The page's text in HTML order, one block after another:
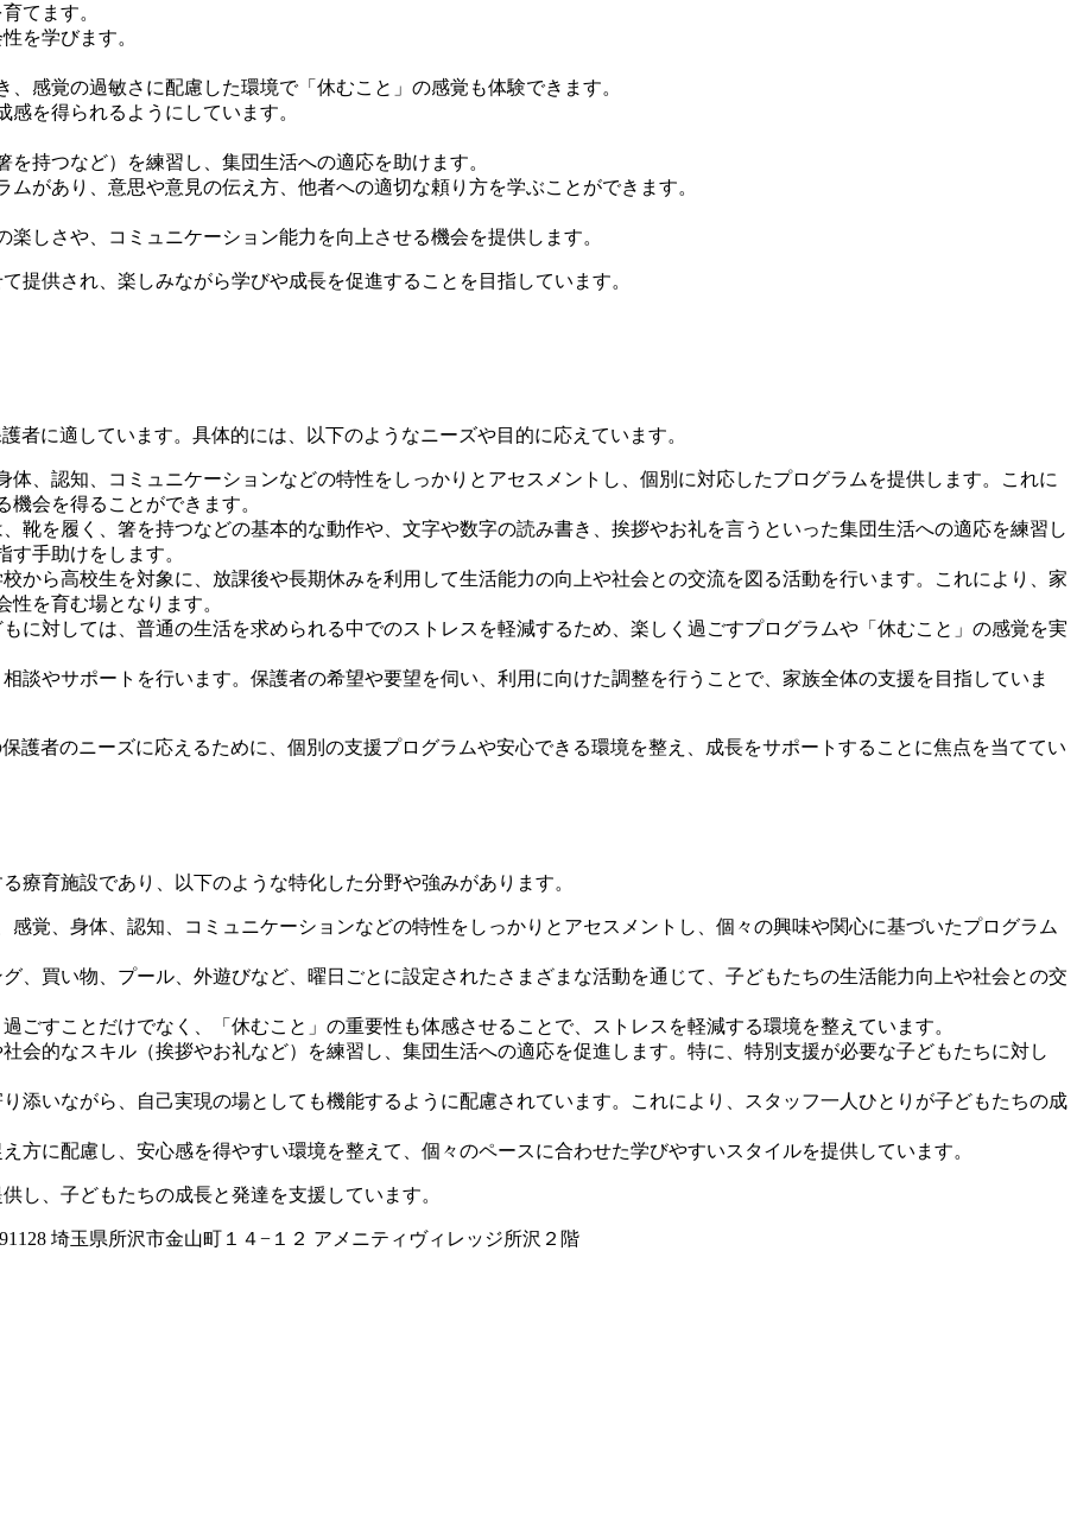
てます。
を学びます。
感覚の過敏さに配慮した環境で「休むこと」の感覚も体験できます。
を得られるようにしています。
持つなど）を練習し、集団生活への適応を助けます。
があり、意思や意見の伝え方、他者への適切な頼り方を学ぶことができます。
しさや、コミュニケーション能力を向上させる機会を提供します。
提供され、楽しみながら学びや成長を促進することを目指しています。
者に適しています。具体的には、以下のようなニーズや目的に応えています。
体、認知、コミュニケーションなどの特性をしっかりとアセスメントし、個別に対応したプログラムを提供します。これに
会を得ることができます。
靴を履く、箸を持つなどの基本的な動作や、文字や数字の読み書き、挨拶やお礼を言うといった集団生活への適応を練習し
手助けをします。
から高校生を対象に、放課後や長期休みを利用して生活能力の向上や社会との交流を図る活動を行います。これにより、家
を育む場となります。
に対しては、普通の生活を求められる中でのストレスを軽減するため、楽しく過ごすプログラムや「休むこと」の感覚を実
談やサポートを行います。保護者の希望や要望を伺い、利用に向けた調整を行うことで、家族全体の支援を目指していま
護者のニーズに応えるために、個別の支援プログラムや安心できる環境を整え、成長をサポートすることに焦点を当ててい
療育施設であり、以下のような特化した分野や強みがあります。
感覚、身体、認知、コミュニケーションなどの特性をしっかりとアセスメントし、個々の興味や関心に基づいたプログラム
、買い物、プール、外遊びなど、曜日ごとに設定されたさまざまな活動を通じて、子どもたちの生活能力向上や社会との交
ごすことだけでなく、「休むこと」の重要性も体感させることで、ストレスを軽減する環境を整えています。
会的なスキル（挨拶やお礼など）を練習し、集団生活への適応を促進します。特に、特別支援が必要な子どもたちに対し
添いながら、自己実現の場としても機能するように配慮されています。これにより、スタッフ一人ひとりが子どもたちの成
方に配慮し、安心感を得やすい環境を整えて、個々のペースに合わせた学びやすいスタイルを提供しています。
し、子どもたちの成長と発達を支援しています。
埼玉県所沢市金山町１４−１２ アメニティヴィレッジ所沢２階